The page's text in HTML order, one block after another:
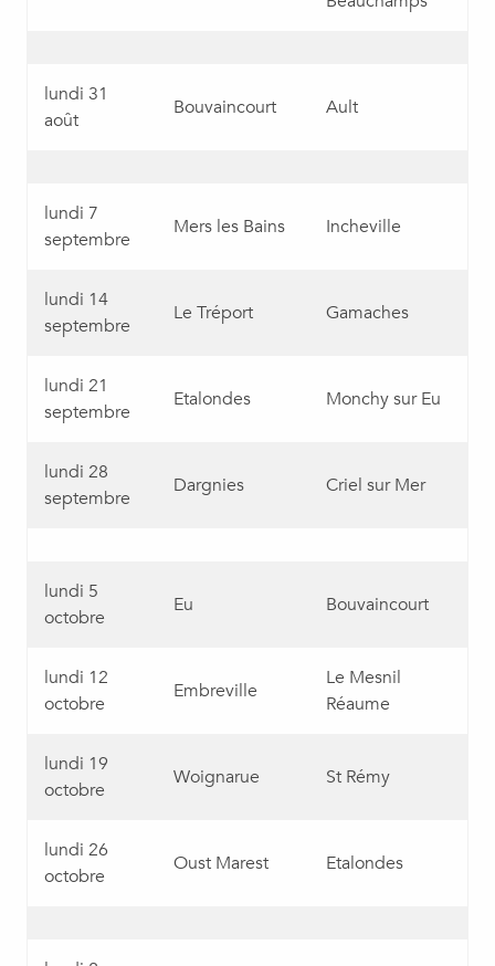
lundi 31
août
Bouvaincourt Ault
lundi 7
septembre
Mers les Bains Incheville
lundi 14
septembre
Le Tréport Gamaches
lundi 21
septembre
Etalondes Monchy sur Eu
lundi 28
septembre
Dargnies Criel sur Mer
lundi 5
octobre
Eu Bouvaincourt
lundi 12
octobre
Embreville
Le Mesnil
Réaume
lundi 19
octobre
Woignarue St Rémy
lundi 26
octobre
Oust Marest Etalondes